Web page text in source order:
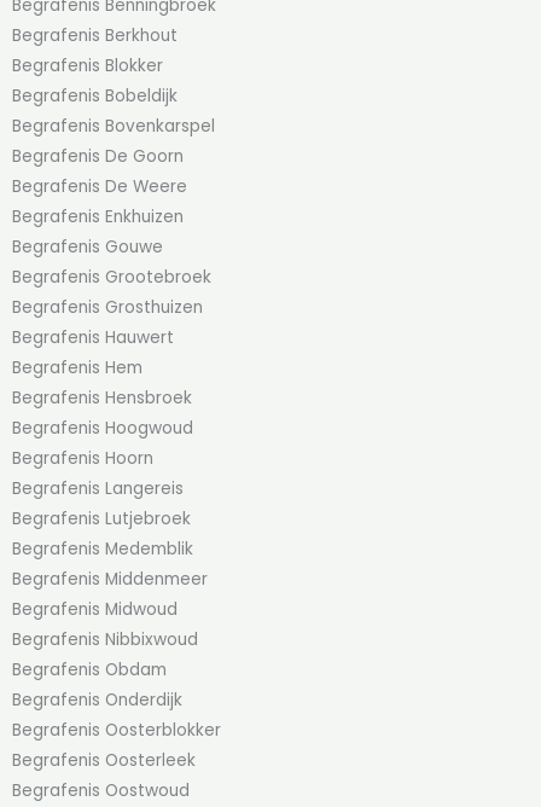
Begrafenis Benningbroek
Begrafenis Berkhout
Begrafenis Blokker
Begrafenis Bobeldijk
Begrafenis Bovenkarspel
Begrafenis De Goorn
Begrafenis De Weere
Begrafenis Enkhuizen
Begrafenis Gouwe
Begrafenis Grootebroek
Begrafenis Grosthuizen
Begrafenis Hauwert
Begrafenis Hem
Begrafenis Hensbroek
Begrafenis Hoogwoud
Begrafenis Hoorn
Begrafenis Langereis
Begrafenis Lutjebroek
Begrafenis Medemblik
Begrafenis Middenmeer
Begrafenis Midwoud
Begrafenis Nibbixwoud
Begrafenis Obdam
Begrafenis Onderdijk
Begrafenis Oosterblokker
Begrafenis Oosterleek
Begrafenis Oostwoud